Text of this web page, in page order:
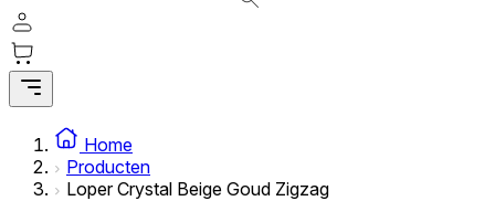
Home
Producten
Loper Crystal Beige Goud Zigzag
interessant zijn voor de individuele gebruiker en